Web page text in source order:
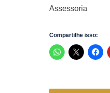
Assessoria
Compartilhe isso: